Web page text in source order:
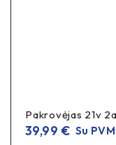
Pakrovėjas 21v 2a
39,99€ Su